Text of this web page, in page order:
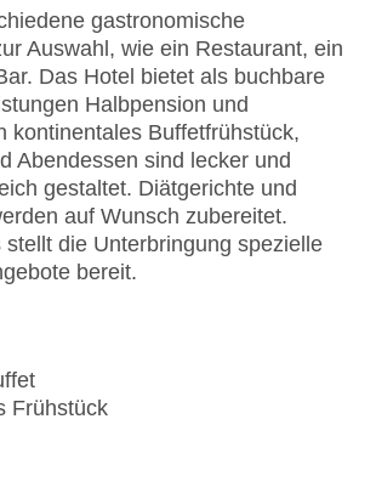
1
der Stockwerke: 8
der Zimmer: 104
Pool, Liegen am Pool
American Express, Diners Club,
Visa
5 Sterne
gastronomische
Auswahl, wie ein Restaurant, ein
Das Hotel bietet als buchbare
Halbpension und
kontinentales Buffetfrühstück,
Abendessen sind lecker und
gestaltet. Diätgerichte und
auf Wunsch zubereitet.
stellt die Unterbringung spezielle
bereit.
Frühstück